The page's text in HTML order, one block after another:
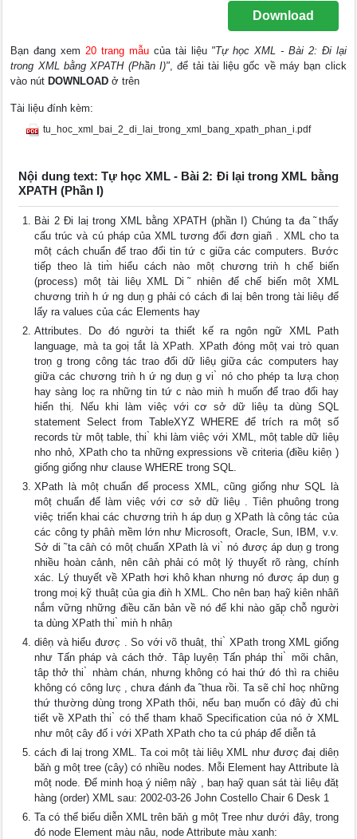
Download
Bạn đang xem 20 trang mẫucủa tài liệu "Tự học XML - Bài 2: Đi lại
trong XML bằng XPATH (Phần I)", để tải tài liệu gốc về máy bạn click
vào nút DOWNLOAD ở trên
Tài liệu đính kèm:
tu_hoc_xml_bai_2_di_lai_trong_xml_bang_xpath_phan_i.pdf
Nội dung text: Tự học XML - Bài 2: Đi lại trong XML bằng
XPATH (Phần I)
Bài 2 Đi laị trong XML bằng XPATH (phần I) Chúng ta đa ̃ thấy
cấu trúc và cú pháp của XML tương đối đơn giañ . XML cho ta
môṭ cách chuẩn để trao đổi tin tứ c giữa các computers. Bước
tiếp theo là tim̀ hiểu cách nào môṭ chương triǹ h chế biến
(process) môṭ tài liêụ XML Di ̃ nhiên để chế biến môṭ XML
chương triǹ h ứ ng duṇ g phải có cách đi laị bên trong tài liêụ để
lấy ra values của các Elements hay
Attributes. Do đó người ta thiết kế ra ngôn ngữ XML Path
language, mà ta goị tắt là XPath. XPath đóng môṭ vai trò quan
troṇ g trong công tác trao đổi dữ liêụ giữa các computers hay
giữa các chương triǹ h ứ ng duṇ g vi ̀ nó cho phép ta lưạ choṇ
hay sàng loc̣ ra những tin tứ c nào miǹ h muốn để trao đổi hay
hiển thi.̣ Nếu khi làm viêc̣ với cơ sở dữ liêụ ta dùng SQL
statement Select from TableXYZ WHERE để trích ra môṭ số
records từ môṭ table, thi ̀ khi làm viêc̣ với XML, môṭ table dữ liêụ
nho nhỏ, XPath cho ta những expressions về criteria (điều kiêṇ )
giống giống như clause WHERE trong SQL.
XPath là môṭ chuẩn để process XML, cũng giống như SQL là
môṭ chuẩn để làm viêc̣ với cơ sở dữ liêụ . Tiên phuông trong
viêc̣ triển khai các chương triǹ h áp duṇ g XPath là công tác của
các công ty phâǹ mềm lớn như Microsoft, Oracle, Sun, IBM, v.v.
Sở di ̃ ta câǹ có môṭ chuẩn XPath là vi ̀ nó đươc̣ áp duṇ g trong
nhiều hoàn cảnh, nên câǹ phải có môṭ lý thuyết rõ ràng, chính
xác. Lý thuyết về XPath hơi khô khan nhưng nó đươc̣ áp duṇ g
trong moị kỹ thuâṭ của gia điǹ h XML. Cho nên baṇ haỹ kiên nhâñ
nắm vững những điều căn bản về nó để khi nào găp̣ chỗ người
ta dùng XPath thi ̀ miǹ h nhâṇ
diêṇ và hiểu đươc̣ . So với võ thuâṭ, thi ̀ XPath trong XML giống
như Tấn pháp và cách thở. Tâp̣ luyêṇ Tấn pháp thi ̀ mõi chân,
tâp̣ thở thi ̀ nhàm chán, nhưng không có hai thứ đó thì ra chiêu
không có công lưc̣ , chưa đánh đa ̃ thua rồi. Ta sẽ chỉ hoc̣ những
thứ thường dùng trong XPath thôi, nếu baṇ muốn có đâỳ đủ chi
tiết về XPath thi ̀ có thể tham khaõ Specification của nó ở XML
như môṭ cây đố i với XPath XPath cho ta cú pháp để diễn tả
cách đi laị trong XML. Ta coi môṭ tài liêụ XML như đươc̣ đaị diêṇ
băǹ g môṭ tree (cây) có nhiều nodes. Mỗi Element hay Attribute là
môṭ node. Để minh hoạ ý niêṃ nâỳ , baṇ haỹ quan sát tài liêụ đăṭ
hàng (order) XML sau: 2002-03-26 John Costello Chair 6 Desk 1
Ta có thể biểu diễn XML trên băǹ g môṭ Tree như dưới đây, trong
đó node Element màu nâu, node Attribute màu xanh: